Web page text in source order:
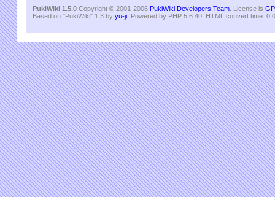
PukiWiki 1.5.0 Copyright © 2001-2006 PukiWiki Developers Team . License is
Based on "PukiWiki" 1.3 byyu-ji . Powered by PHP 5.6.40. HTML convert time: